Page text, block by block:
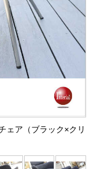
ェア（ブラック×クリ